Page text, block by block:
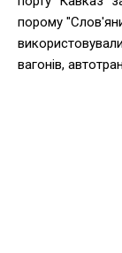
порому
вагонів,